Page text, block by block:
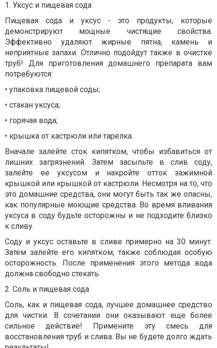
1. Уксус и пищевая сода
Пищевая сода и уксус - это продукты, которые
демонстрируют мощные чистящие свойства.
Эффективно удаляют жирные пятна, камень и
неприятные запахи. Отлично подойдут также в очистке
труб! Для приготовления домашнего препарата вам
потребуются:
• упаковка пищевой соды;
• стакан уксуса;
• горячая вода;
• крышка от кастрюли или тарелка.
Вначале залейте сток кипятком, чтобы избавиться от
лишних загрязнений. Затем засыпьте в слив соду,
залейте ее уксусом и накройте отток зажимной
крышкой или крышкой от кастрюли. Несмотря на то, что
это домашние средства, они могут быть так же опасны,
как популярные моющие средства. Во время вливания
уксуса в соду будьте осторожны и не подходите близко
к сливу.
Соду и уксус оставьте в сливе примерно на 30 минут.
Затем залейте его кипятком, также соблюдая особую
осторожность. После применения этого метода вода
должна свободно стекать.
2. Соль и пищевая сода
Соль, как и пищевая сода, лучшее домашнее средство
для чистки. В сочетании они оказывают еще более
сильное действие! Примените эту смесь для
восстановления труб и слива. Вы не будете долго ждать